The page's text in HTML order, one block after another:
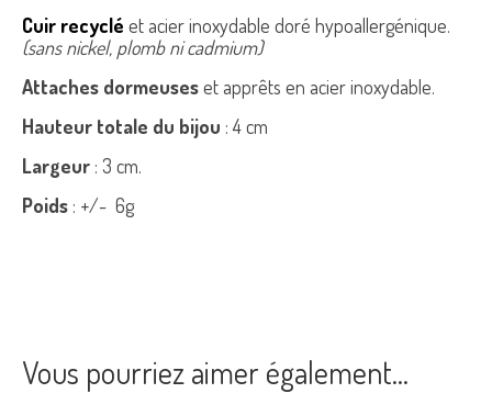
Cuir recyclé et acier inoxydable doré hypoallergénique.
(sans nickel, plomb ni cadmium)
Attaches dormeuseset apprêts en acier inoxydable.
Hauteur totale du bijou : 4 cm
Largeur : 3 cm.
Poids : +/- 6g
Vous pourriez aimer également…